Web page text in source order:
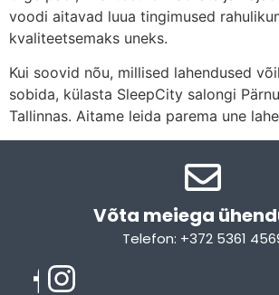
voodi aitavad luua tingimused
kvaliteetsemaks uneks.
Kui soovid nõu, millised lahendused
sobida, külasta SleepCity salongi
Tallinnas. Aitame leida parema une
Võta meiega
Telefon: +372 5361